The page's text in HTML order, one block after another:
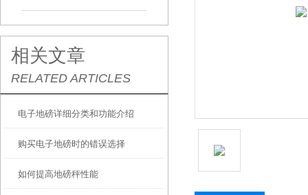
相关文章
RELATED ARTICLES
电子地磅详细分类和功能介绍
购买电子地磅时的错误选择
如何提高地磅秤性能